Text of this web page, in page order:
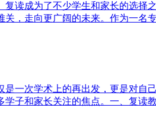
读成为了不少学生和家长的选择
，走向更广阔的未来。作为一名
一次学术上的再出发，更是对自
子和家长关注的焦点。一、复读